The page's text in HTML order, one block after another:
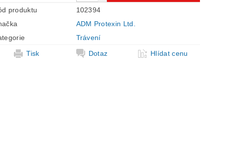
produktu
102394
ADM Protexin Ltd.
Trávení
Tisk
Dotaz Hlídat cenu